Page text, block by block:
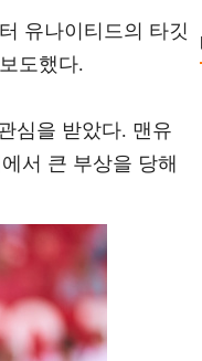
유나이티드의 타깃
도했다.
심을 받았다. 맨유
서 큰 부상을 당해